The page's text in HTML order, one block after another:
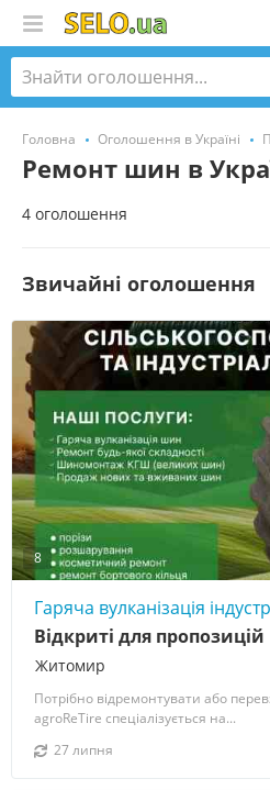
Головна Оголошення в Україні
Ремонт шин в
4 оголошення
Звичайні оголошення
8
Гаряча вулканізація
Житомир
Відкриті для пропозицій
Потрібно відремонтувати або
agroReTire спеціалізується на...
27 липня